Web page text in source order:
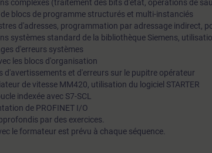
complexes (traitement des bits d'état, opérations de
blocs de programme structurés et multi-instanciés
d'adresses, programmation par adressage indirect,
systèmes standard de la bibliothèque Siemens,
d'erreurs systèmes
les blocs d'organisation
d'avertissements et d'erreurs sur le pupitre opérateur
de vitesse MM420, utilisation du logiciel STARTER
indexée avec S7-SCL
de PROFINET I/O
par des exercices.
le formateur est prévu à chaque séquence.